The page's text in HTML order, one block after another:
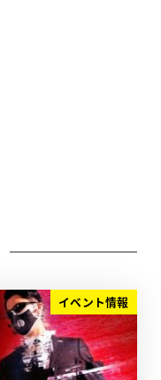
イベント情報